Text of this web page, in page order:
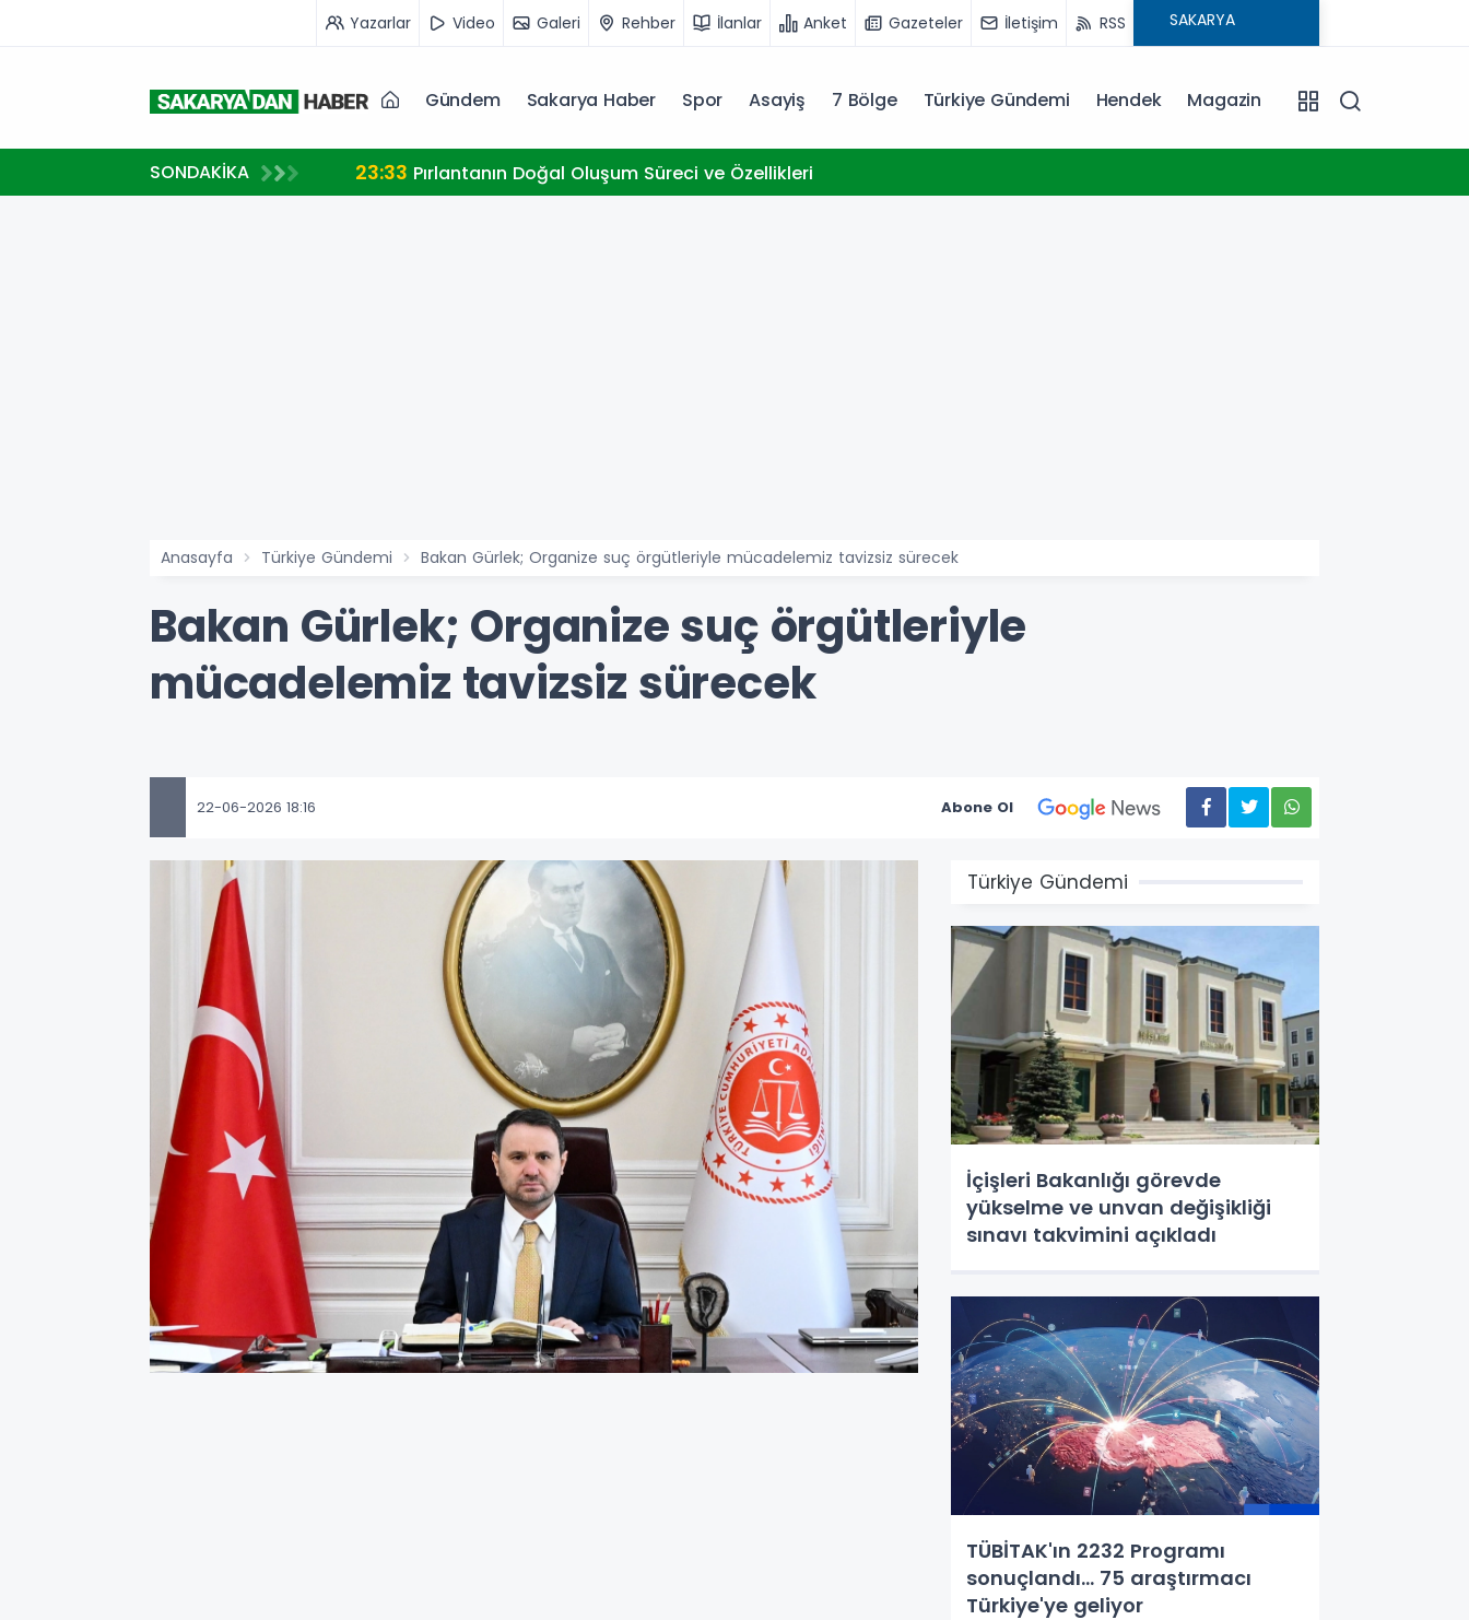
Yazarlar Video Galeri Rehber İlanlar Anket Gazeteler İletişim RSS
Gündem Sakarya Haber Spor Asayiş 7 Bölge Türkiye Gündemi Hendek Magazin
SONDAKİKA
MİLLİ TAKIM FORMASI GİYECEK 23:33 Pırlantanın Doğal Oluşum Süreci ve Özellikleri
Anasayfa Türkiye Gündemi Bakan Gürlek; Organize suç örgütleriyle mücadelemiz tavizsiz sürecek
Bakan Gürlek; Organize suç örgütleriyle
mücadelemiz tavizsiz sürecek
22-06-2026 18:16 Abone Ol
Türkiye Gündemi
İçişleri Bakanlığı görevde
yükselme ve unvan değişikliği
sınavı takvimini açıkladı
TÜBİTAK'ın 2232 Programı
sonuçlandı... 75 araştırmacı
Türkiye'ye geliyor